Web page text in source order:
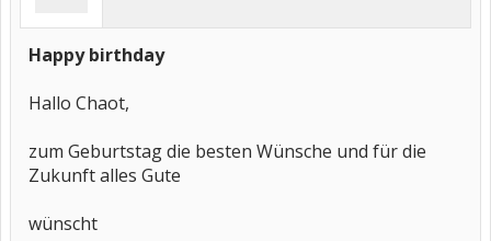
Happy birthday
Hallo Chaot,
zum Geburtstag die besten Wünsche und für die
Zukunft alles Gute
wünscht